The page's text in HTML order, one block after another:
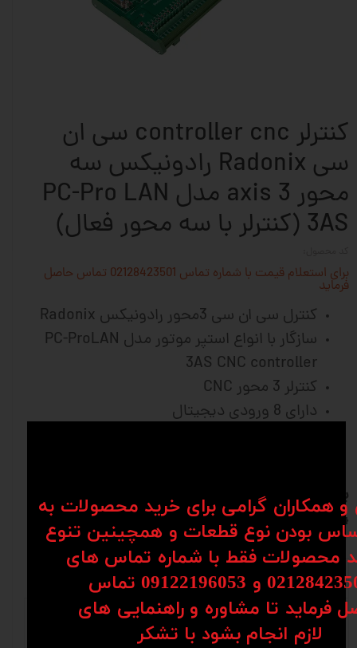
کنترلر controller cnc سی ان
سی Radonix رادونیکس سه
محور 3 axis مدل PC-Pro LAN
3AS (کنترلر با سه محور فعال)
برای استعلام قیمت با شماره تماس 02128423501 تماس حاصل
فرماید
کنترل سی ان سی 3محور رادونیکس Radonix
سازگار با انواع استپر موتور مدل PC-ProLAN
3AS CNC controller
کنترلر 3 محور CNC
دارای 8 ورودی دیجیتال
برای مشاوره و سفارش با شماره 09904142099--
09914530554 تماس حاصل فرمایید
نظرات
همکاران گرامی برای خرید محصولات به
بودن نوع قطعات و همچینین تنوع
کد محصولات فقط با شماره تماس های
و 09122196053​​​​​​​ تماس
فرماید تا مشاوره و راهنمایی های
​​​​​​​لازم انجام بشود با تشکر​​​​​​​